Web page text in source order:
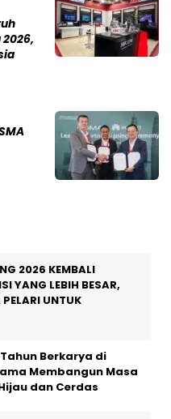
2026 KEMBALI
YANG LEBIH BESAR,
UNTUK
Berkarya di
Membangun Masa
dan Cerdas